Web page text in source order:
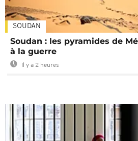
SOUDAN
Soudan : les pyramides de
à la guerre
Il y a 2 heures